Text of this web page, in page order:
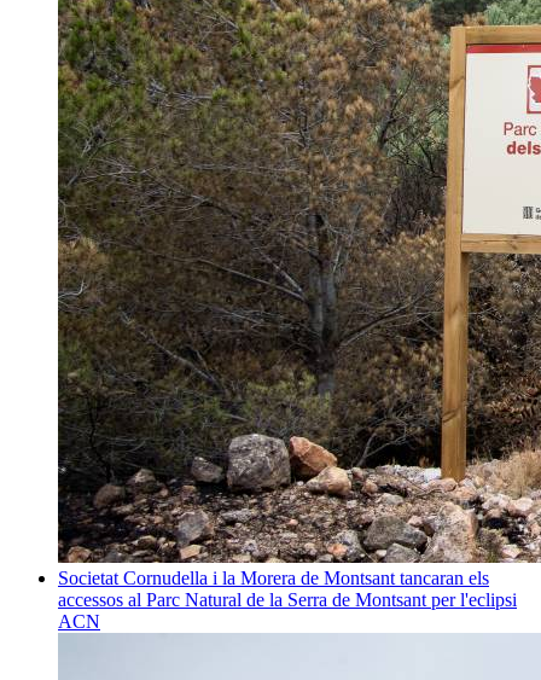
Societat Cornudella i la Morera de Montsant tancaran els
accessos al Parc Natural de la Serra de Montsant per l'eclipsi
ACN